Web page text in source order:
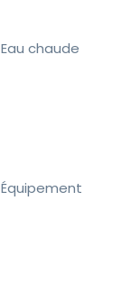
Eau chaude
Équipement